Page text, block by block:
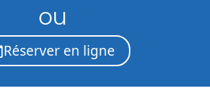
ou
Réserver en ligne